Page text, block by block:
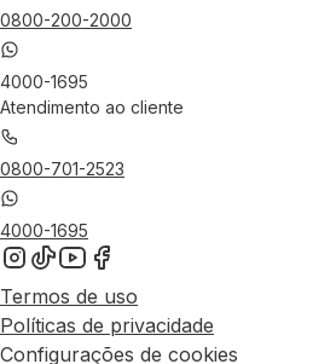
0800-200-2000
4000-1695
Atendimento ao cliente
0800-701-2523
4000-1695
Termos de uso
Políticas de privacidade
Configurações de cookies